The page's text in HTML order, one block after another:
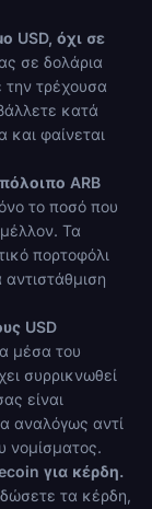
USD, όχι σε
σε δολάρια
τρέχουσα
κατά
και φαίνεται
ARB
το ποσό που
Τα
πορτοφόλι
αντιστάθμιση
USD
μέσα του
συρρικνωθεί
είναι
αναλόγως αντί
νομίσματος.
για κέρδη.
τα κέρδη,